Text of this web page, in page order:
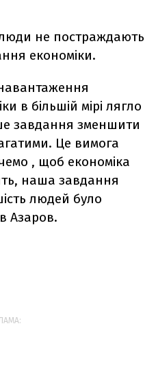
люди не постраждають
економіки.
в більшій мірі лягло
завдання зменшити
Це вимога
, щоб економіка
наша завдання
людей було
Азаров.